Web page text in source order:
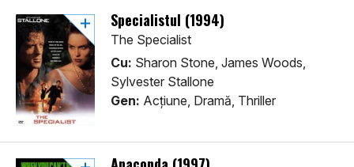
Specialistul (1994)
The Specialist
Cu: Sharon Stone, James Woods,
Sylvester Stallone
Gen: Acţiune, Dramă, Thriller